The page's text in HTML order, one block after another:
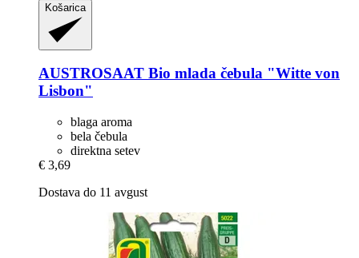
Košarica
AUSTROSAAT Bio mlada čebula "Witte von
Lisbon"
blaga aroma
bela čebula
direktna setev
€ 3,69
Dostava do 11 avgust